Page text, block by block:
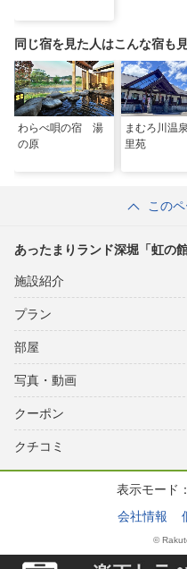
同じ宿を見た人はこんな宿も
わらべ唄の宿 湯
の原
まむろ川温
里苑
この
あったまりランド深堀「虹の館
施設紹介
プラン
部屋
写真・動画
クーポン
クチコミ
表示モード：
会社情報
©